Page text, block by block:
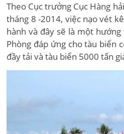
Theo Cục trưởng Cục Hàng
tháng 8 -2014, việc nạo vét
hành và đây sẽ là một
Phòng đáp ứng cho tàu biển
đầy tải và tàu biển 5000 tấn